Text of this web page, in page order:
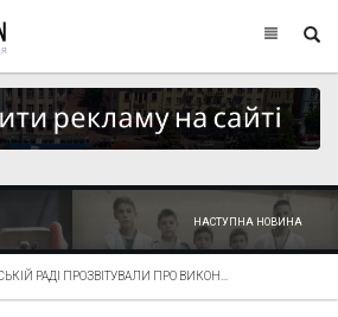
НАСТУПНА НОВИНА
РАДІ ПРОЗВІТУВАЛИ ПРО ВИКОН...